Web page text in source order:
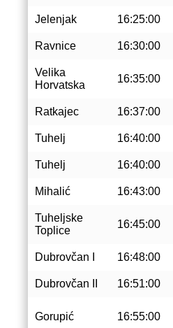
Jelenjak 16:25:00
Ravnice 16:30:00
Velika
Horvatska
16:35:00
Ratkajec 16:37:00
Tuhelj 16:40:00
Tuhelj 16:40:00
Mihalić 16:43:00
Tuheljske
Toplice
16:45:00
Dubrovčan I 16:48:00
Dubrovčan II 16:51:00
Gorupić 16:55:00